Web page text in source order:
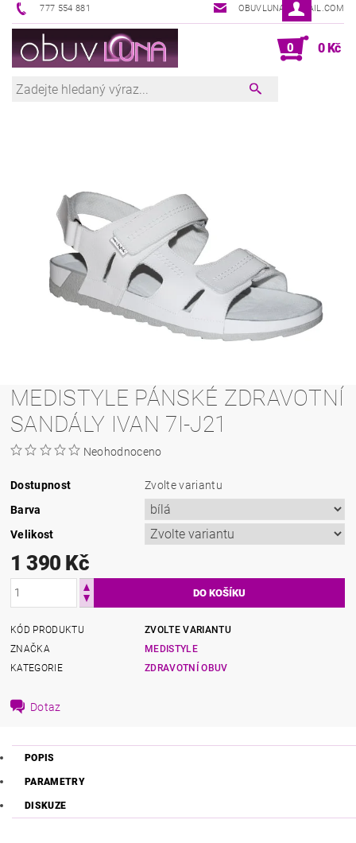
777 554 881 OBUVLUNA@GMAIL.COM
0 0 Kč
MEDISTYLE PÁNSKÉ ZDRAVOTNÍ
SANDÁLY IVAN 7I-J21
Neohodnoceno
Dostupnost
Zvolte variantu
Barva
Velikost
1 390 Kč
KÓD PRODUKTU
ZVOLTE VARIANTU
ZNAČKA
MEDISTYLE
KATEGORIE
ZDRAVOTNÍ OBUV
Dotaz
POPIS
PARAMETRY
DISKUZE